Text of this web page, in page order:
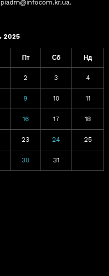
2025
Пт Сб Нд
2 3 4
9 10 11
16 17 18
23 24 25
30 31